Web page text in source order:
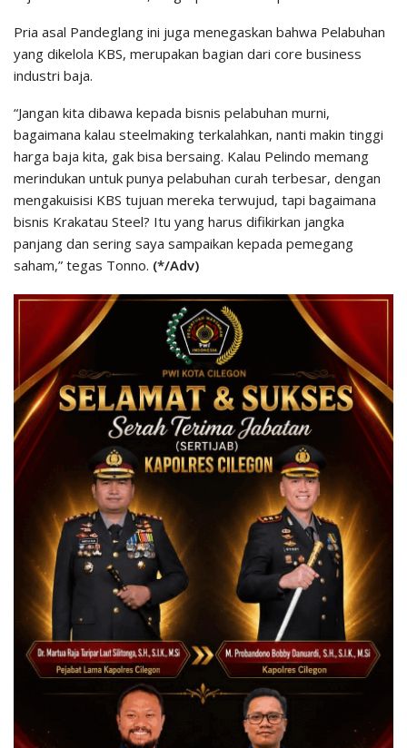
Pria asal Pandeglang ini juga menegaskan bahwa Pelabuhan
yang dikelola KBS, merupakan bagian dari core business
industri baja.
“Jangan kita dibawa kepada bisnis pelabuhan murni,
bagaimana kalau steelmaking terkalahkan, nanti makin tinggi
harga baja kita, gak bisa bersaing. Kalau Pelindo memang
merindukan untuk punya pelabuhan curah terbesar, dengan
mengakuisisi KBS tujuan mereka terwujud, tapi bagaimana
bisnis Krakatau Steel? Itu yang harus difikirkan jangka
panjang dan sering saya sampaikan kepada pemegang
saham,” tegas Tonno. (*/Adv)